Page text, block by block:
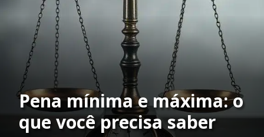
Pena mínima e máxima: o
que você precisa saber